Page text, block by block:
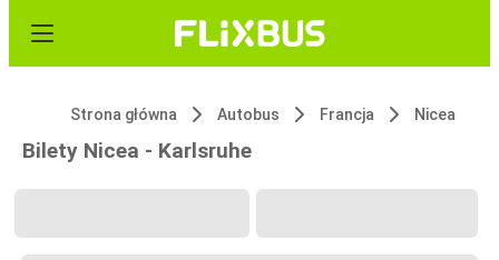
Strona główna Autobus Francja Nicea
Bilety Nicea - Karlsruhe